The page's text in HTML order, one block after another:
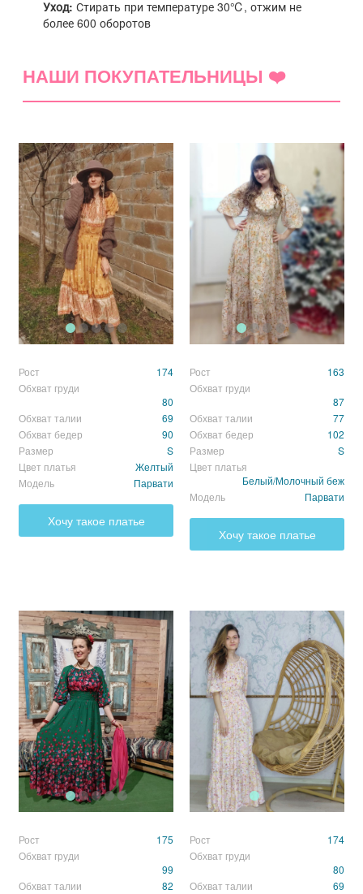
Уход: Стирать при температуре 30℃, отжим не
более 600 оборотов
5 звёзд
(1)
4 звезды
(0)
3 звезды
(0)
2 звезды
(0)
1 звезда
по дате добавления по полезности
Елена
0 0
НАШИ ПОКУПАТЕЛЬНИЦЫ ❤️
Рост
174
Обхват груди
80
Обхват талии
69
Обхват бедер
90
Размер
S
Цвет платья
Желтый
Модель
Парвати
Хочу такое платье
Рост
163
Обхват груди
87
Обхват талии
77
Обхват бедер
102
Размер
S
Цвет платья
Белый/Молочный беж
Модель
Парвати
Хочу такое платье
Рост
175
Обхват груди
99
Обхват талии
82
Рост
174
Обхват груди
80
Обхват талии
69